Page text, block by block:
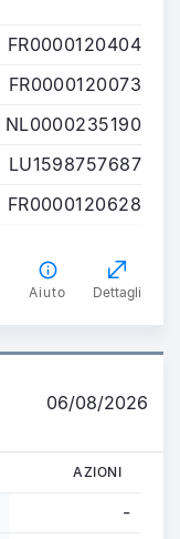
FR0000120404
FR0000120073
NL0000235190
LU1598757687
FR0000120628
Aiuto Dettagli
06/08/2026
AZIONI
-